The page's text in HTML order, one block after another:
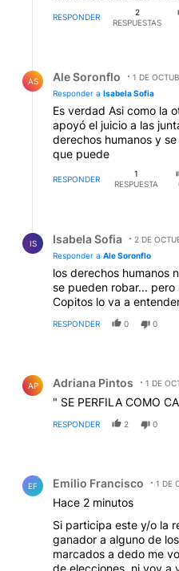
RESPONDER
2
RESPUESTAS
AS Ale Soronflo
1 DE
Responder a Isabela Sofia
Es verdad Asi como la
apoyó el juicio a las
derechos humanos y
que puede
RESPONDER
1
RESPUESTA
IS Isabela Sofia
2 DE
Responder a Ale Soronflo
los derechos humanos
se pueden robar... pero
Copitos lo va a
RESPONDER 0 0
AP Adriana Pintos 1 DE
" SE PERFILA COMO
RESPONDER 2 0
EF Emilio Francisco 1 DE
Hace 2 minutos
Si participa este y/o la
ganador a alguno de
marcados a dedo me
de elecciones, ni voy a